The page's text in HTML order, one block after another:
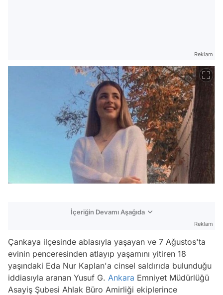
Reklam
İçeriğin Devamı Aşağıda
Reklam
Çankaya ilçesinde ablasıyla yaşayan ve 7 Ağustos'ta
evinin penceresinden atlayıp yaşamını yitiren 18
yaşındaki Eda Nur Kaplan'a cinsel saldırıda bulunduğu
iddiasıyla aranan Yusuf G. Ankara Emniyet Müdürlüğü
Asayiş Şubesi Ahlak Büro Amirliği ekiplerince